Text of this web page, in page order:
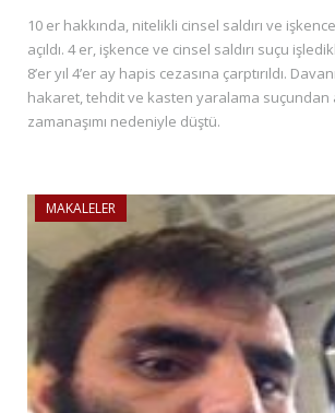
10 er hakkında, nitelikli cinsel saldırı ve
açıldı. 4 er, işkence ve cinsel saldırı suçu
8’er yıl 4’er ay hapis cezasına çarptırıldı.
hakaret, tehdit ve kasten yaralama suçundan
zamanaşımı nedeniyle düştü.
MAKALELER